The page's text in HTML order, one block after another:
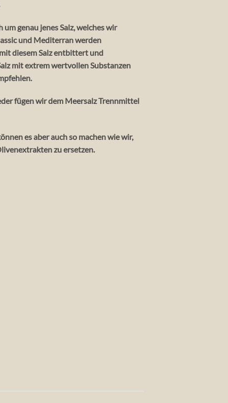
genau jenes Salz, welches wir
und Mediterran werden
diesem Salz entbittert und
mit extrem wertvollen Substanzen
fügen wir dem Meersalz Trennmittel
es aber auch so machen wie wir,
zu ersetzen.